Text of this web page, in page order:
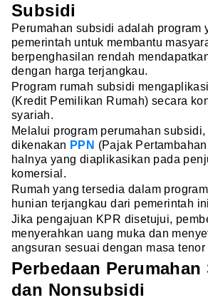
Subsidi
Perumahan subsidi adalah program
pemerintah untuk membantu
berpenghasilan rendah
dengan harga terjangkau.
Program rumah subsidi
(Kredit Pemilikan Rumah) secara
syariah.
Melalui program perumahan
dikenakan PPN (Pajak
halnya yang diaplikasikan pada
komersial.
Rumah yang tersedia dalam
hunian terjangkau dari pemerintah
Jika pengajuan KPR disetujui,
menyerahkan uang muka dan
angsuran sesuai dengan masa
Perbedaan
dan Nonsubsidi